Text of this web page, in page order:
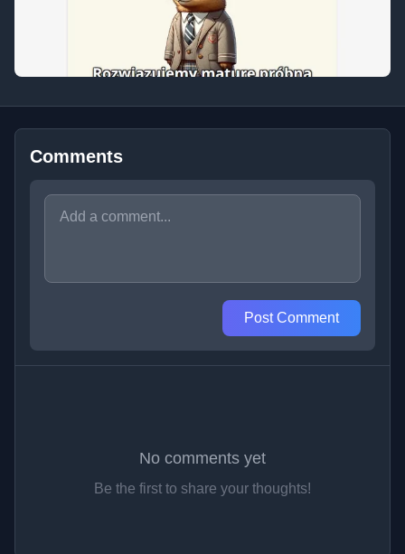
Comments
Post Comment
No comments yet
Be the first to share your thoughts!